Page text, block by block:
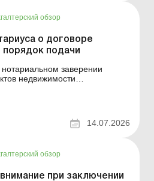
обзор
о договоре
подачи
заверении
недвижимости
по налоговому адресу
в день
Больше по теме: Услуги по
приобретения недв...
14.07.2026
обзор
при заключении